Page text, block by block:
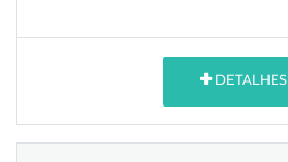
DETALHES